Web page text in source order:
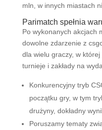
mln, w innych miastach
Parimatch spełnia
Po wykonanych akcjach
dowolne zdarzenie z
dla wielu graczy, w
turnieje i zakłady na
Konkurencyjny tryb
początku gry, w tym
drużyny, dokładny
Poruszamy tematy